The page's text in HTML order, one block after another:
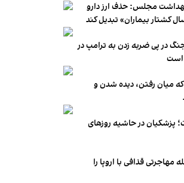
مجلس: حذف ارز دارو
در پی ضربه زدن به ترامپ در
است
میان رفتن، دیده شدن و
پزشکیان در حاشیه روزهای
قذافی با اروپا را